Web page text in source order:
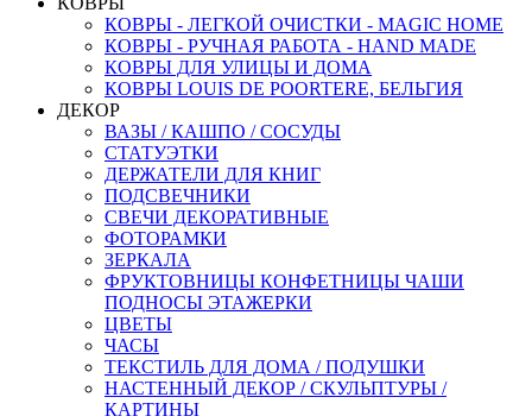
КОВРЫ - ЛЕГКОЙ ОЧИСТКИ - MAGIC HOME
КОВРЫ - РУЧНАЯ РАБОТА - HAND MADE
КОВРЫ ДЛЯ УЛИЦЫ И ДОМА
КОВРЫ LOUIS DE POORTERE, БЕЛЬГИЯ
ДЕКОР
ВАЗЫ / КАШПО / СОСУДЫ
СТАТУЭТКИ
ДЕРЖАТЕЛИ ДЛЯ КНИГ
ПОДСВЕЧНИКИ
СВЕЧИ ДЕКОРАТИВНЫЕ
ФОТОРАМКИ
ЗЕРКАЛА
ФРУКТОВНИЦЫ КОНФЕТНИЦЫ ЧАШИ
ПОДНОСЫ ЭТАЖЕРКИ
ЦВЕТЫ
ЧАСЫ
ТЕКСТИЛЬ ДЛЯ ДОМА / ПОДУШКИ
НАСТЕННЫЙ ДЕКОР / СКУЛЬПТУРЫ /
КАРТИНЫ